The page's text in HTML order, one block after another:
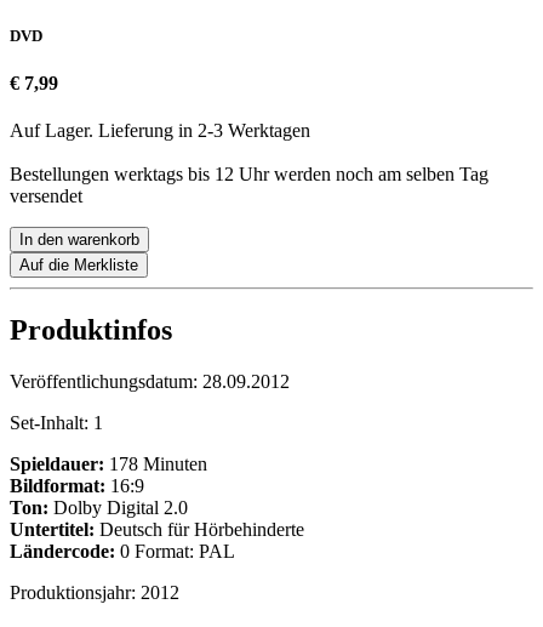
DVD
€ 7,99
Auf Lager. Lieferung in 2-3 Werktagen
Bestellungen werktags bis 12 Uhr werden noch am selben Tag
versendet
In den warenkorb
Auf die Merkliste
Produktinfos
Veröffentlichungsdatum: 28.09.2012
Set-Inhalt: 1
Spieldauer: 178 Minuten
Bildformat: 16:9
Ton: Dolby Digital 2.0
Untertitel: Deutsch für Hörbehinderte
Ländercode: 0 Format: PAL
Produktionsjahr: 2012